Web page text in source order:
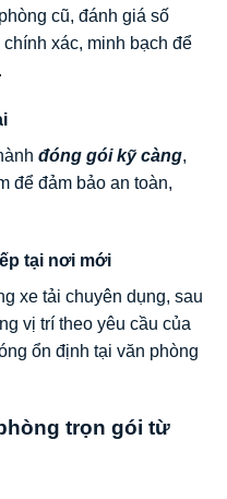
cũ, đánh giá số
xác, minh bạch để
đóng gói kỹ càng,
để đảm bảo an toàn,
tại nơi mới
xe tải chuyên dụng, sau
vị trí theo yêu cầu của
ổn định tại văn phòng
trọn gói từ